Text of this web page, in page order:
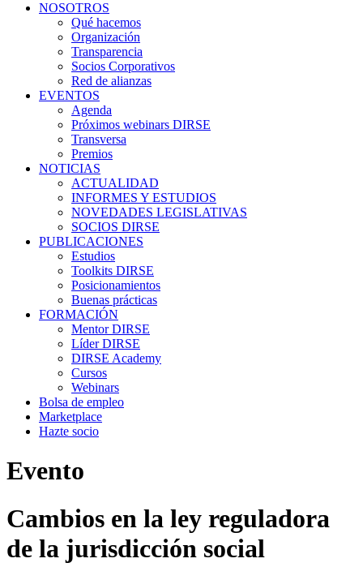
NOSOTROS
Qué hacemos
Organización
Transparencia
Socios Corporativos
Red de alianzas
EVENTOS
Agenda
Próximos webinars DIRSE
Transversa
Premios
NOTICIAS
ACTUALIDAD
INFORMES Y ESTUDIOS
NOVEDADES LEGISLATIVAS
SOCIOS DIRSE
PUBLICACIONES
Estudios
Toolkits DIRSE
Posicionamientos
Buenas prácticas
FORMACIÓN
Mentor DIRSE
Líder DIRSE
DIRSE Academy
Cursos
Webinars
Bolsa de empleo
Marketplace
Hazte socio
Evento
Cambios en la ley reguladora
de la jurisdicción social